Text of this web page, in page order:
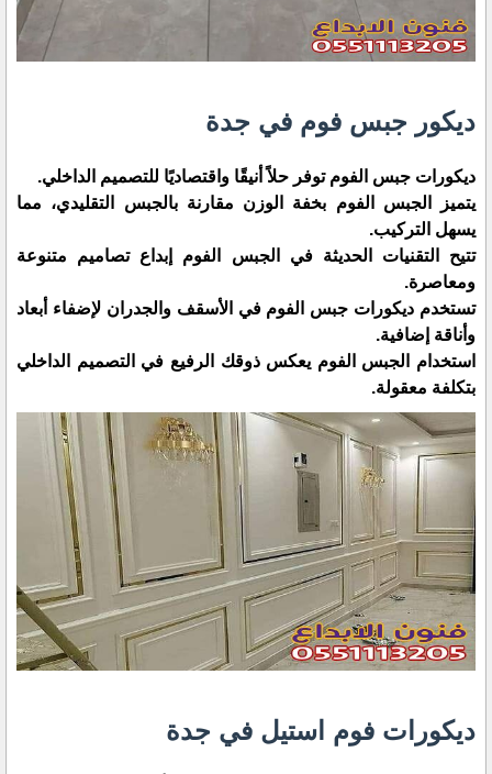
ديكور جبس فوم في جدة
ديكورات جبس الفوم توفر حلاً أنيقًا واقتصاديًا للتصميم الداخلي.
يتميز الجبس الفوم بخفة الوزن مقارنة بالجبس التقليدي، مما
يسهل التركيب.
تتيح التقنيات الحديثة في الجبس الفوم إبداع تصاميم متنوعة
ومعاصرة.
تستخدم ديكورات جبس الفوم في الأسقف والجدران لإضفاء أبعاد
وأناقة إضافية.
استخدام الجبس الفوم يعكس ذوقك الرفيع في التصميم الداخلي
بتكلفة معقولة.
ديكورات فوم استيل في جدة